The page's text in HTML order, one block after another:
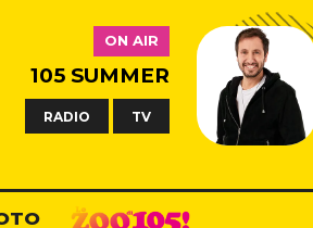
ON AIR
105 SUMMER
RADIO TV